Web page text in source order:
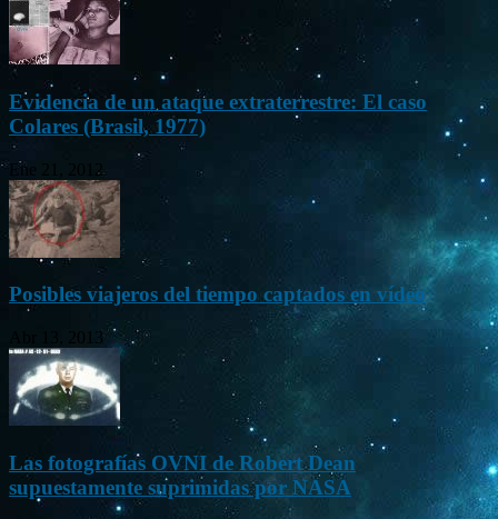
Evidencia de un ataque extraterrestre: El caso
Colares (Brasil, 1977)
Ene 21, 2012
Posibles viajeros del tiempo captados en vídeo
Abr 13, 2013
Las fotografías OVNI de Robert Dean
supuestamente suprimidas por NASA